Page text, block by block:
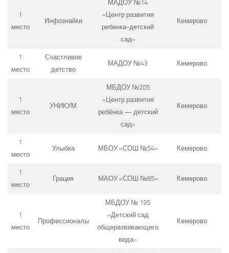
1
место
Инфознайки
МАДОУ №14
«Центр развития
ребенка-детский
сад»
Кемерово
1
место
Счастливое
детство
МАДОУ №43 Кемерово
1
место
УНИКУМ
МБДОУ №205
«Центр развития
ребёнка — детский
сад»
Кемерово
1
место
Улыбка МБОУ «СОШ №54» Кемерово
1
место
Грация МАОУ «СОШ №85» Кемерово
1
место
Профессионалы
МБДОУ № 195
«Детский сад
общеразвивающего
вида»
Кемерово